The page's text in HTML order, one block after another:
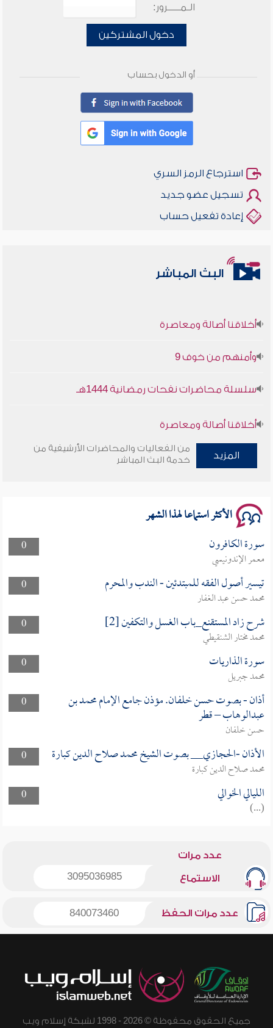
الـمـــــرور:
دخول المشتركين
أو الدخول بحساب
استرجاع الرمز السري
تسجيل عضو جديد
إعادة تفعيل حساب
البث المباشر
أخلاقنا أصالة ومعاصرة
وأمنهم من خوف 9
سلسلة محاضرات نفحات رمضانية 1444هـ
أخلاقنا أصالة ومعاصرة
وأمنهم من خوف 9
المزيد
من الفعاليات والمحاضرات الأرشيفية من
خدمة البث المباشر
الأكثر استماعا لهذا الشهر
0 سورة الكافرون
معمر الإندونيسي
0
تيسير أصول الفقه للمبتدئين - الندب والمحرم
محمد حسن عبد الغفار
0
شرح زاد المستقنع_باب الغسل والتكفين [2]
محمد مختار الشنقيطي
0
سورة الذاريات
محمد جبريل
0
أذان - بصوت حسن خلفان. مؤذن جامع الإمام محمد بن
عبدالوهاب – قطر
حسن خلفان
0
الأذان -الحجازي__ بصوت الشيخ محمد صلاح الدين كبارة
محمد صلاح الدين كبارة
0
الليالي الخوالي
(...)
عدد مرات
الاستماع 3095036985
عدد مرات الحفظ 840073460
جميع الحقوق محفوظة © 2026 - 1998 لشبكة إسلام ويب